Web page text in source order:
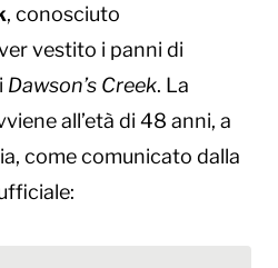
, conosciuto
vestito i panni di
Dawson’s Creek. La
all’età di 48 anni, a
come comunicato dalla